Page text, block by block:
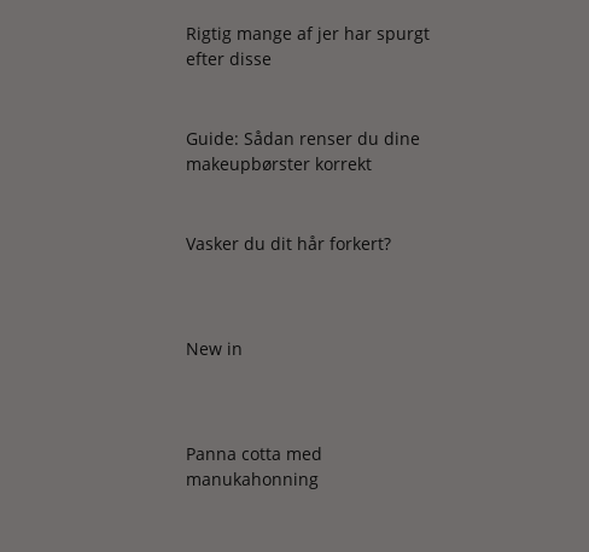
Rigtig mange af jer har spurgt
efter disse
Guide: Sådan renser du dine
makeupbørster korrekt
Vasker du dit hår forkert?
New in
Panna cotta med
manukahonning